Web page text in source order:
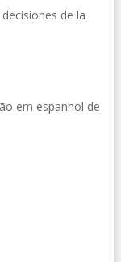
de la
em espanhol de